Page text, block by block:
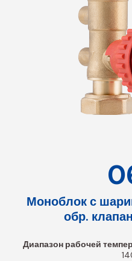
Моноблок с
обр.
Диапазон рабочей